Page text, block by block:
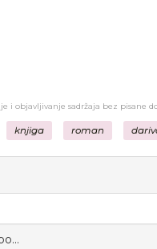
i objavljivanje sadržaja bez pisane
knjiga roman